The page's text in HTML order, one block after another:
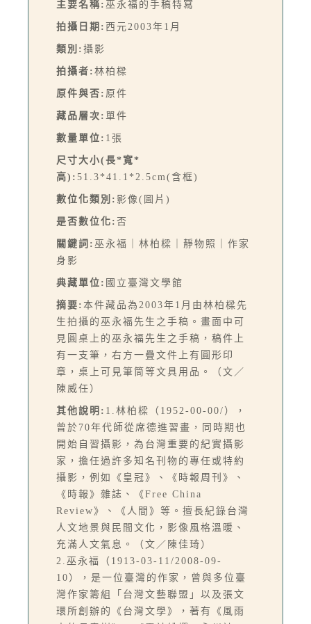
主要名稱: 巫永福的手稿特寫
拍攝日期: 西元2003年1月
類別: 攝影
拍攝者: 林柏樑
原件與否: 原件
藏品層次: 單件
數量單位: 1張
尺寸大小(長*寬*
高): 51.3*41.1*2.5cm(含框)
數位化類別: 影像(圖片)
是否數位化: 否
關鍵詞: 巫永福｜林柏樑｜靜物照｜作家
身影
典藏單位: 國立臺灣文學館
摘要: 本件藏品為2003年1月由林柏樑先
生拍攝的巫永福先生之手稿。畫面中可
見圓桌上的巫永福先生之手稿，稿件上
有一支筆，右方一疊文件上有圓形印
章，桌上可見筆筒等文具用品。（文／
陳威任）
其他說明: 1.林柏樑（1952-00-00/），
曾於70年代師從席德進習畫，同時期也
開始自習攝影，為台灣重要的紀實攝影
家，擔任過許多知名刊物的專任或特約
攝影，例如《皇冠》、《時報周刊》、
《時報》雜誌、《Free China
Review》、《人間》等。擅長紀錄台灣
人文地景與民間文化，影像風格溫暖、
充滿人文氣息。（文／陳佳琦）
2.巫永福（1913-03-11/2008-09-
10），是一位臺灣的作家，曾與多位臺
灣作家籌組「台灣文藝聯盟」以及張文
環所創辦的《台灣文學》，著有《風雨